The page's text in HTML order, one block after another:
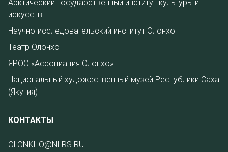
Арктический государственный институт культуры и
искусств
Научно-исследовательский институт Олонхо
Театр Олонхо
ЯРОО «Ассоциация Олонхо»
Национальный художественный музей Республики Саха
(Якутия)
КОНТАКТЫ
OLONKHO@NLRS.RU